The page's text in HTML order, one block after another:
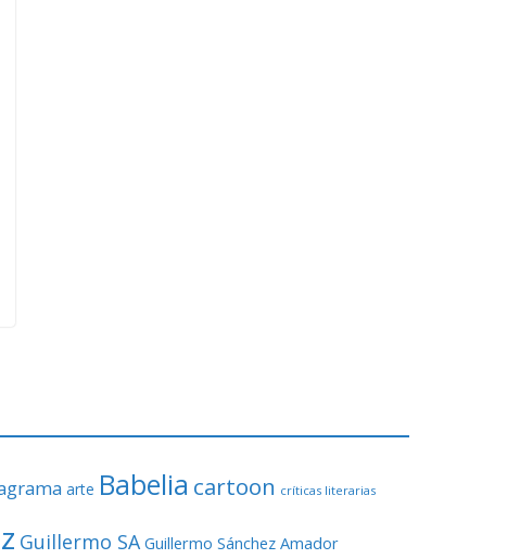
arte Babelia cartoon críticas literarias
Guillermo SA Guillermo Sánchez Amador